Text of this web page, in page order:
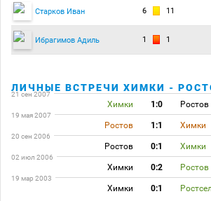
Старков Иван 6 11
Ибрагимов Адиль 1 1
ЛИЧНЫЕ ВСТРЕЧИ ХИМКИ -
21 сен 2007
Химки 1:0 Ростов
19 мая 2007
Ростов 1:1 Химки
20 сен 2006
Ростов 0:1 Химки
02 июл 2006
Химки 0:2 Ростов
19 мар 2003
Химки 0:1